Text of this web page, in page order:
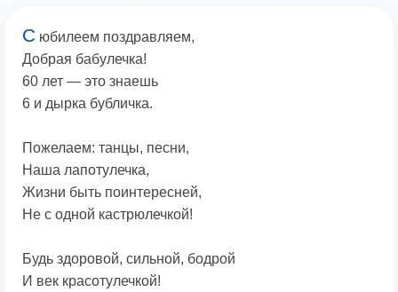
С юбилеем поздравляем,
Добрая бабулечка!
60 лет — это знаешь
6 и дырка бубличка.
Пожелаем: танцы, песни,
Наша лапотулечка,
Жизни быть поинтересней,
Не с одной кастрюлечкой!
Будь здоровой, сильной, бодрой
И век красотулечкой!